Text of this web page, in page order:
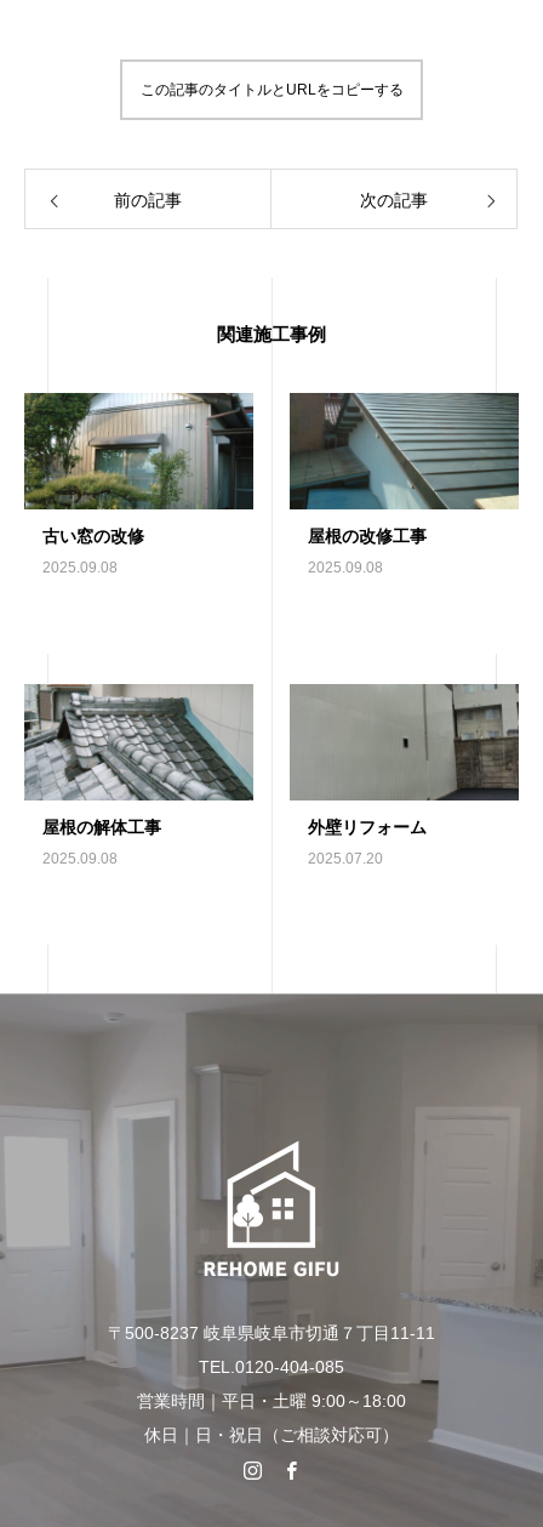
この記事のタイトルとURLをコピーする
前の記事 次の記事
関連施工事例
古い窓の改修
2025.09.08
屋根の改修工事
2025.09.08
屋根の解体工事
2025.09.08
外壁リフォーム
2025.07.20
〒500-8237 岐阜県岐阜市切通７丁目11-11
TEL.0120-404-085
営業時間｜平日・土曜 9:00～18:00
休日｜日・祝日（ご相談対応可）